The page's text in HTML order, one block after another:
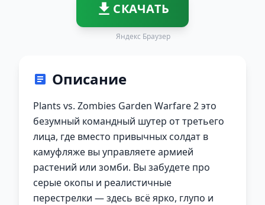
СКАЧАТЬ
Яндекс Браузер
Описание
Plants vs. Zombies Garden Warfare 2 это
безумный командный шутер от третьего
лица, где вместо привычных солдат в
камуфляже вы управляете армией
растений или зомби. Вы забудете про
серые окопы и реалистичные
перестрелки — здесь всё ярко, глупо и